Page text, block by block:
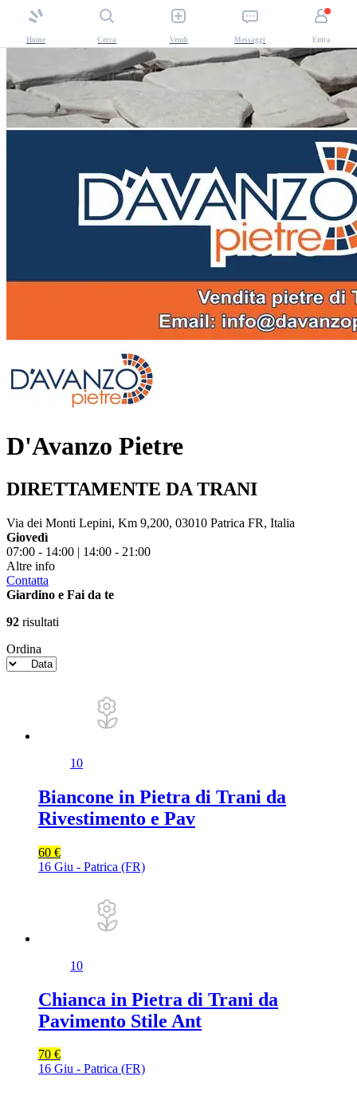
Home Cerca Vendi Messaggi Entra
D'Avanzo Pietre
DIRETTAMENTE DA TRANI
Via dei Monti Lepini, Km 9,200, 03010 Patrica FR, Italia
Giovedì
07:00 - 14:00 | 14:00 - 21:00
Altre info
Contatta
Giardino e Fai da te
92 risultati
Ordina
10
Biancone in Pietra di Trani da
Rivestimento e Pav
60 €
16 Giu - Patrica (FR)
10
Chianca in Pietra di Trani da
Pavimento Stile Ant
70 €
16 Giu - Patrica (FR)